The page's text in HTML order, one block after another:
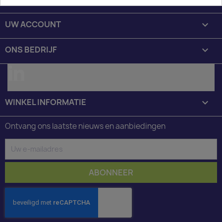
UW ACCOUNT 
ONS BEDRIJF 
WINKEL INFORMATIE keyboard_arrow_down
Ontvang ons laatste nieuws en aanbiedingen